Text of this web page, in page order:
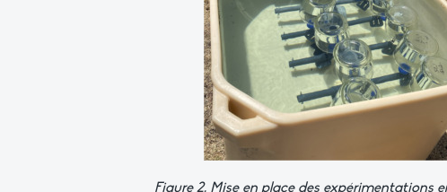
Figure2. Mise en place des expérimentations